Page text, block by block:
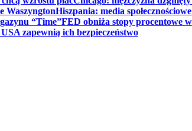
WaszyngtonHiszpania: media
“Time”FED obniża stopy procentowe
zapewnią ich bezpieczeństwo